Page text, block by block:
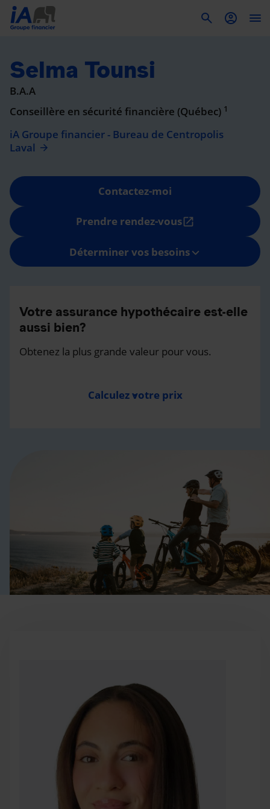
Selma Tounsi
B.A.A
Conseillère en sécurité financière (Québec) 1
iA Groupe financier - Bureau de Centropolis
Laval
Contactez-moi
Prendre rendez-vousopen_in_new
Déterminer vos besoins
Votre assurance hypothécaire est-elle
aussi bien?
Obtenez la plus grande valeur pour vous.
Calculez votre prix